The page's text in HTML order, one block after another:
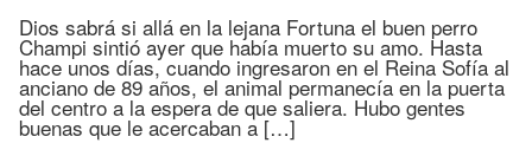
Dios sabrá si allá en la lejana Fortuna el buen perro
Champi sintió ayer que había muerto su amo. Hasta
hace unos días, cuando ingresaron en el Reina Sofía al
anciano de 89 años, el animal permanecía en la puerta
del centro a la espera de que saliera. Hubo gentes
buenas que le acercaban a […]